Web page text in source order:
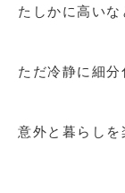
たしかに高いな
ただ冷静に細
意外と暮らしを